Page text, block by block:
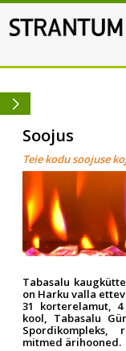
Soojus
Teie kodu soojuse
Tabasalu
on Harku valla
31 korterelamut,
kool, Tabasalu
Spordikompleks,
mitmed ärihooned.